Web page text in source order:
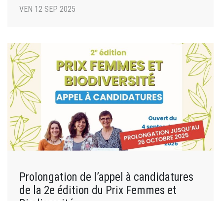
VEN 12 SEP 2025
Prolongation de l’appel à candidatures
de la 2e édition du Prix Femmes et